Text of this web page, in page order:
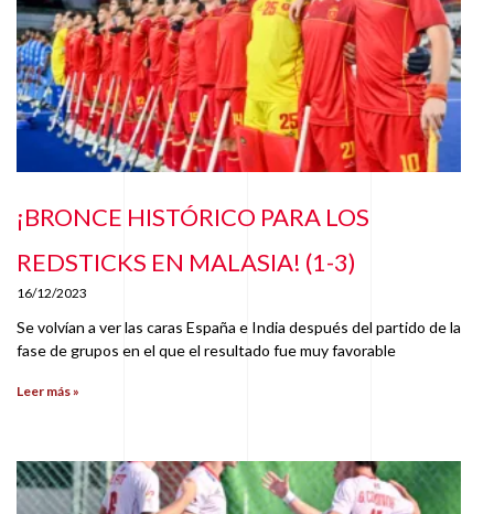
¡BRONCE HISTÓRICO PARA LOS
REDSTICKS EN MALASIA! (1-3)
16/12/2023
Se volvían a ver las caras España e India después del partido de la
fase de grupos en el que el resultado fue muy favorable
Leer más »